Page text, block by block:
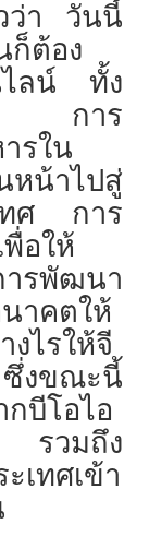
ว่า วันนี้
ก็ต้อง
ไลน์ ทั้ง
น์ การ
รใน
หน้าไปสู่
ทศ การ
อให้
รพัฒนา
าคตให้
งไรให้จี
งขณะนี้
กบีโอไอ
รวมถึง
เทศเข้า